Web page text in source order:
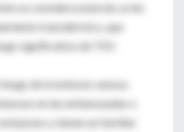
se considera esencial, se les
transdérmico, que
significativo de TEV.
riesgo de trombosis venosa
en las embarazadas o
y tienen un familiar